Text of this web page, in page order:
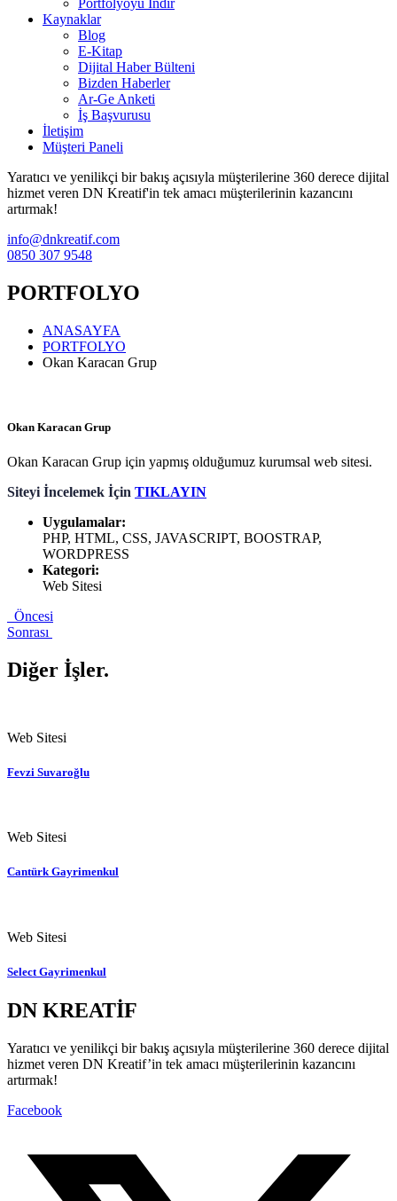
Portfolyoyu İndir
Kaynaklar
Blog
E-Kitap
Dijital Haber Bülteni
Bizden Haberler
Ar-Ge Anketi
İş Başvurusu
İletişim
Müşteri Paneli
Yaratıcı ve yenilikçi bir bakış açısıyla müşterilerine 360 derece dijital
hizmet veren DN Kreatif'in tek amacı müşterilerinin kazancını
artırmak!
info@dnkreatif.com
0850 307 9548
PORTFOLYO
ANASAYFA
PORTFOLYO
Okan Karacan Grup
Okan Karacan Grup
Okan Karacan Grup için yapmış olduğumuz kurumsal web sitesi.
Siteyi İncelemek İçin TIKLAYIN
Uygulamalar:
PHP, HTML, CSS, JAVASCRIPT, BOOSTRAP,
WORDPRESS
Kategori:
Web Sitesi
Öncesi
Sonrası
Diğer İşler.
Web Sitesi
Fevzi Suvaroğlu
Web Sitesi
Cantürk Gayrimenkul
Web Sitesi
Select Gayrimenkul
DN KREATİF
Yaratıcı ve yenilikçi bir bakış açısıyla müşterilerine 360 derece dijital
hizmet veren DN Kreatif’in tek amacı müşterilerinin kazancını
artırmak!
Facebook